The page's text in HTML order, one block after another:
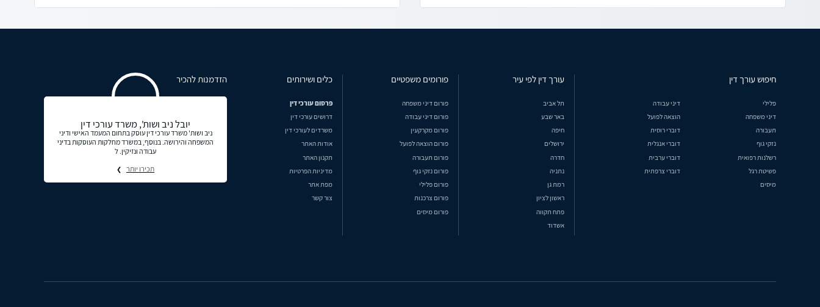
חיפוש עורך דין
פלילי
דיני עבודה
דיני משפחה
הוצאה לפועל
תעבורה
דוברי רוסית
נזקי גוף
דוברי אנגלית
רשלנות רפואית
דוברי ערבית
פשיטת רגל
דוברי צרפתית
מיסים
עורך דין לפי עיר
תל אביב
באר שבע
חיפה
ירושלים
חדרה
נתניה
רמת גן
ראשון לציון
פתח תקווה
אשדוד
פורומים משפטיים
פורום דיני משפחה
פורום דיני עבודה
פורום מקרקעין
פורום הוצאה לפועל
פורום תעבורה
פורום נזקי גוף
פורום פלילי
פורום צרכנות
פורום מיסים
כלים ושירותים
פרסום עורכי דין
דרושים עורכי דין
משרדים לעורכי דין
אודות האתר
תקנון האתר
מדיניות הפרטיות
מפת אתר
צור קשר
הזדמנות להכיר
יובל ניב ושות', משרד עורכי דין
ניב ושות' משרד עורכי דין עוסק בתחום המעמד האישי ודיני
המשפחה והירושה. בנוסף, במשרד מחלקות העוסקות בדיני
עבודה ונזיקין. ל
תכירו יותר